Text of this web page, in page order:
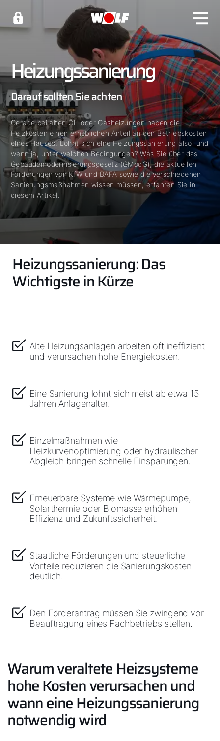
Heizungssanierung
Darauf sollten Sie achten
Gerade bei alten Öl- oder Gasheizungen haben die
Heizkosten einen erheblichen Anteil an den Betriebskosten
eines Hauses. Lohnt sich eine Heizungssanierung also, und
wenn ja, unter welchen Bedingungen? Was Sie über das
Gebäudemodernisierungsgesetz (GModG), die aktuellen
Förderungen von KfW und BAFA sowie die verschiedenen
Sanierungsmaßnahmen wissen müssen, erfahren Sie in
diesem Artikel.
Heizungssanierung: Das
Wichtigste in Kürze
Alte Heizungsanlagen arbeiten oft ineffizient
und verursachen hohe Energiekosten.
Eine Sanierung lohnt sich meist ab etwa 15
Jahren Anlagenalter.
Einzelmaßnahmen wie
Heizkurvenoptimierung oder hydraulischer
Abgleich bringen schnelle Einsparungen.
Erneuerbare Systeme wie Wärmepumpe,
Solarthermie oder Biomasse erhöhen
Effizienz und Zukunftssicherheit.
Staatliche Förderungen und steuerliche
Vorteile reduzieren die Sanierungskosten
deutlich.
Den Förderantrag müssen Sie zwingend vor
Beauftragung eines Fachbetriebs stellen.
Warum veraltete Heizsysteme
hohe Kosten verursachen und
wann eine Heizungssanierung
notwendig wird